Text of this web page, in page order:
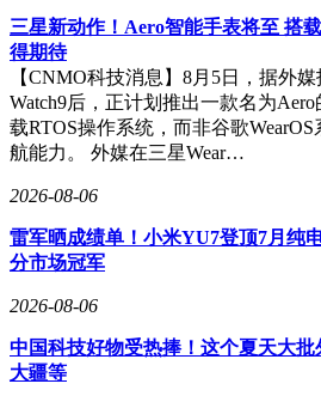
三星新动作！Aero智能手表将至 搭
得期待
【CNMO科技消息】8月5日，据外
Watch9后，正计划推出一款名为
载RTOS操作系统，而非谷歌
航能力。 外媒在三星Wear…
2026-08-06
雷军晒成绩单！小米YU7登顶7月纯
分市场冠军
2026-08-06
中国科技好物受热捧！这个夏天大
大疆等